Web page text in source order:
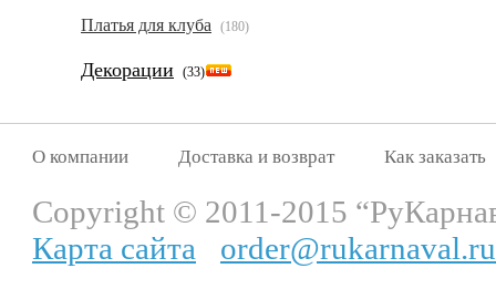
Платья для клуба (180)
Декорации (33)
О компании Доставка и возврат Как заказать
Copyright © 2011-2015
Карта сайта
order@rukarnaval.ru